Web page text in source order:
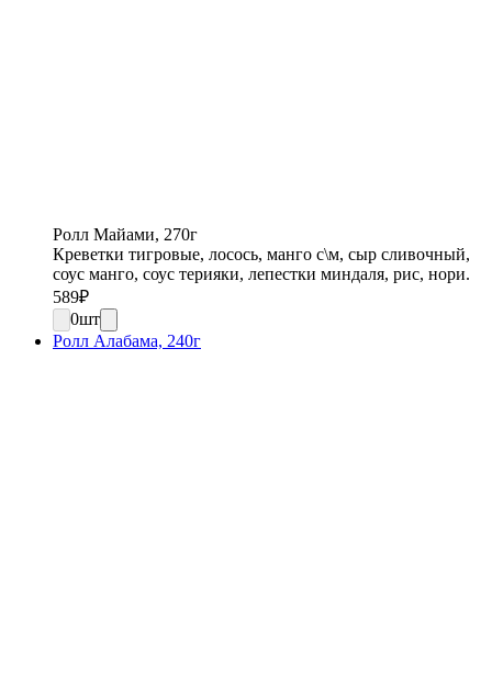
Ролл Майами, 270г
Креветки тигровые, лосось, манго с\м, сыр сливочный,
соус манго, соус терияки, лепестки миндаля, рис, нори.
589₽
0шт
Ролл Алабама, 240г